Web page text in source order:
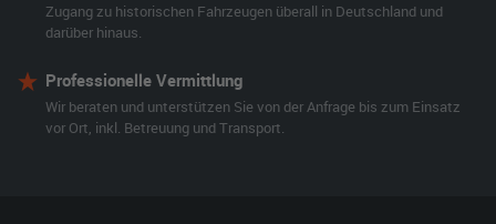
Zugang zu historischen Fahrzeugen überall in Deutschland und
darüber hinaus.
Professionelle Vermittlung
Wir beraten und unterstützen Sie von der Anfrage bis zum Einsatz
vor Ort, inkl. Betreuung und Transport.